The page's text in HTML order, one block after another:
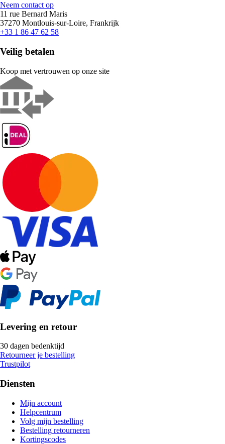
Neem contact op
11 rue Bernard Maris
37270 Montlouis-sur-Loire, Frankrijk
+33 1 86 47 62 58
Veilig betalen
Koop met vertrouwen op onze site
Levering en retour
30 dagen bedenktijd
Retourneer je bestelling
Trustpilot
Diensten
Mijn account
Helpcentrum
Volg mijn bestelling
Bestelling retourneren
Kortingscodes